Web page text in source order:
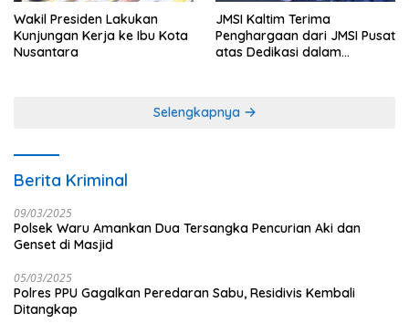
Wakil Presiden Lakukan
Kunjungan Kerja ke Ibu Kota
Nusantara
JMSI Kaltim Terima
Penghargaan dari JMSI Pusat
atas Dedikasi dalam
Selengkapnya
Berita Kriminal
09/03/2025
Polsek Waru Amankan Dua Tersangka Pencurian Aki dan
Genset di Masjid
05/03/2025
Polres PPU Gagalkan Peredaran Sabu, Residivis Kembali
Ditangkap